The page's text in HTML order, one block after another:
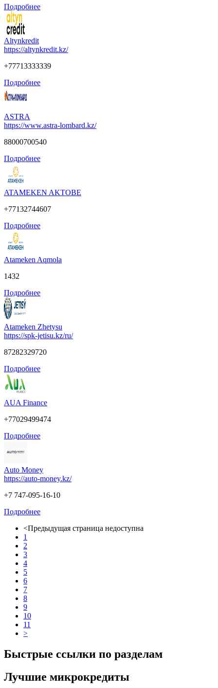
Подробнее
Altynkredit
https://altynkredit.kz/
+77713333339
Подробнее
ASTRA
https://www.astra-lombard.kz/
88000700540
Подробнее
ATAMEKEN AKTOBE
+77132744607
Подробнее
Atameken Aqmola
1432
Подробнее
Atameken Zhetysu
https://spk-jetisu.kz/ru/
87282329720
Подробнее
AUA Finance
+77029499474
Подробнее
Auto Money
https://auto-money.kz/
+7 747-095-16-10
Подробнее
<Предыдущая страница недоступна
1
2
3
4
5
6
7
8
9
10
11
>
Быстрые ссылки по разделам
Лучшие микрокредиты